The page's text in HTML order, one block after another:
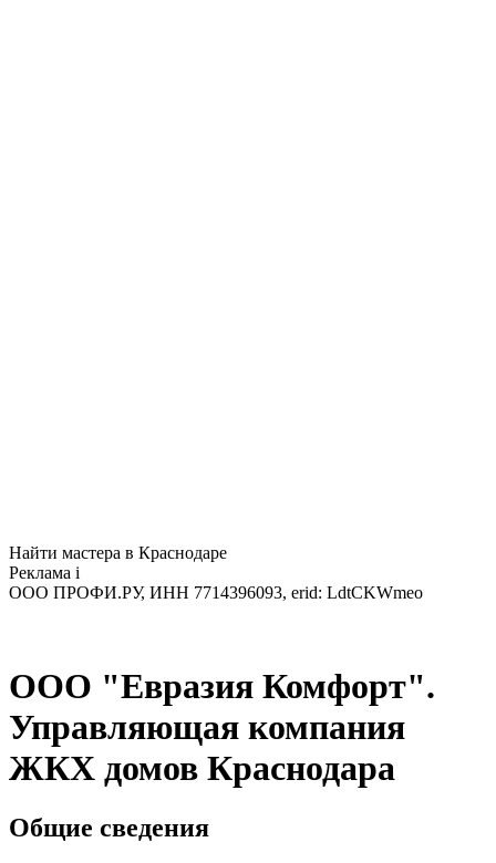
Найти мастера в Краснодаре
Реклама i
ООО ПРОФИ.РУ, ИНН 7714396093, erid: LdtCKWmeo
ООО "Евразия Комфорт".
Управляющая компания
ЖКХ домов Краснодара
Общие сведения